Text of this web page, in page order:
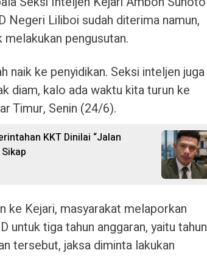
Negeri Liliboi sudah diterima namun,
pengusutan.
naik ke penyidikan. Seksi inteljen juga
diam, kalo ada waktu kita turun ke
Timur, Senin (24/6).
KKT Dinilai “Jalan
ke Kejari, masyarakat melaporkan
untuk tiga tahun anggaran, yaitu tahun
tersebut, jaksa diminta lakukan